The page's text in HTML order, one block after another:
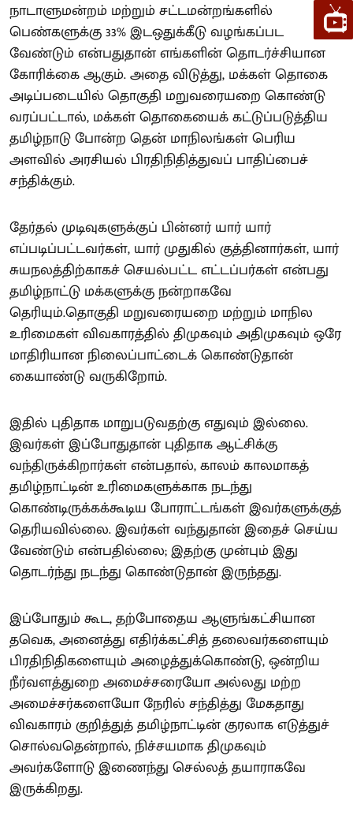
நாடாளுமன்றம் மற்றும் சட்டமன்றங்களில்
பெண்களுக்கு 33% இடஒதுக்கீடு வழங்கப்பட
வேண்டும் என்பதுதான் எங்களின் தொடர்ச்சியான
கோரிக்கை ஆகும். அதை விடுத்து, மக்கள் தொகை
அடிப்படையில் தொகுதி மறுவரையறை கொண்டு
வரப்பட்டால், மக்கள் தொகையைக் கட்டுப்படுத்திய
தமிழ்நாடு போன்ற தென் மாநிலங்கள் பெரிய
அளவில் அரசியல் பிரதிநிதித்துவப் பாதிப்பைச்
சந்திக்கும்.
தேர்தல் முடிவுகளுக்குப் பின்னர் யார் யார்
எப்படிப்பட்டவர்கள், யார் முதுகில் குத்தினார்கள், யார்
சுயநலத்திற்காகச் செயல்பட்ட எட்டப்பர்கள் என்பது
தமிழ்நாட்டு மக்களுக்கு நன்றாகவே
தெரியும்.தொகுதி மறுவரையறை மற்றும் மாநில
உரிமைகள் விவகாரத்தில் திமுகவும் அதிமுகவும் ஒரே
மாதிரியான நிலைப்பாட்டைக் கொண்டுதான்
கையாண்டு வருகிறோம்.
இதில் புதிதாக மாறுபடுவதற்கு எதுவும் இல்லை.
இவர்கள் இப்போதுதான் புதிதாக ஆட்சிக்கு
வந்திருக்கிறார்கள் என்பதால், காலம் காலமாகத்
தமிழ்நாட்டின் உரிமைகளுக்காக நடந்து
கொண்டிருக்கக்கூடிய போராட்டங்கள் இவர்களுக்குத்
தெரியவில்லை. இவர்கள் வந்துதான் இதைச் செய்ய
வேண்டும் என்பதில்லை; இதற்கு முன்பும் இது
தொடர்ந்து நடந்து கொண்டுதான் இருந்தது.
இப்போதும் கூட, தற்போதைய ஆளுங்கட்சியான
தவெக, அனைத்து எதிர்க்கட்சித் தலைவர்களையும்
பிரதிநிதிகளையும் அழைத்துக்கொண்டு, ஒன்றிய
நீர்வளத்துறை அமைச்சரையோ அல்லது மற்ற
அமைச்சர்களையோ நேரில் சந்தித்து மேகதாது
விவகாரம் குறித்துத் தமிழ்நாட்டின் குரலாக எடுத்துச்
சொல்வதென்றால், நிச்சயமாக திமுகவும்
அவர்களோடு இணைந்து செல்லத் தயாராகவே
இருக்கிறது.